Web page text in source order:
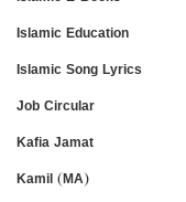
Islamic Education
Islamic Song Lyrics
Job Circular
Kafia Jamat
Kamil (MA)